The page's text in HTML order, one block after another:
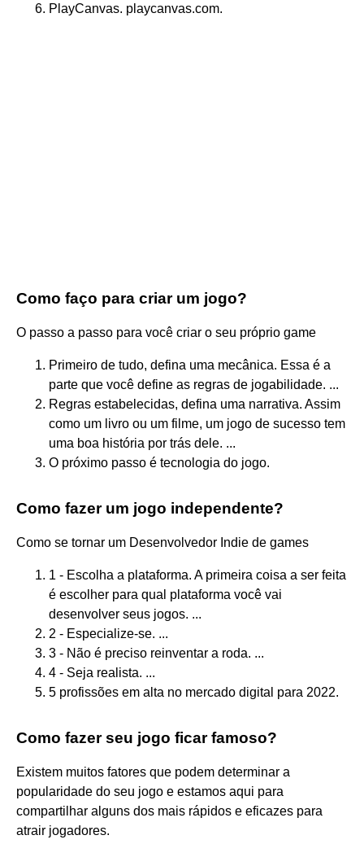
PlayCanvas. playcanvas.com.
Como faço para criar um jogo?
O passo a passo para você criar o seu próprio game
Primeiro de tudo, defina uma mecânica. Essa é a
parte que você define as regras de jogabilidade. ...
Regras estabelecidas, defina uma narrativa. Assim
como um livro ou um filme, um jogo de sucesso tem
uma boa história por trás dele. ...
O próximo passo é tecnologia do jogo.
Como fazer um jogo independente?
Como se tornar um Desenvolvedor Indie de games
1 - Escolha a plataforma. A primeira coisa a ser feita
é escolher para qual plataforma você vai
desenvolver seus jogos. ...
2 - Especialize-se. ...
3 - Não é preciso reinventar a roda. ...
4 - Seja realista. ...
5 profissões em alta no mercado digital para 2022.
Como fazer seu jogo ficar famoso?
Existem muitos fatores que podem determinar a
popularidade do seu jogo e estamos aqui para
compartilhar alguns dos mais rápidos e eficazes para
atrair jogadores.